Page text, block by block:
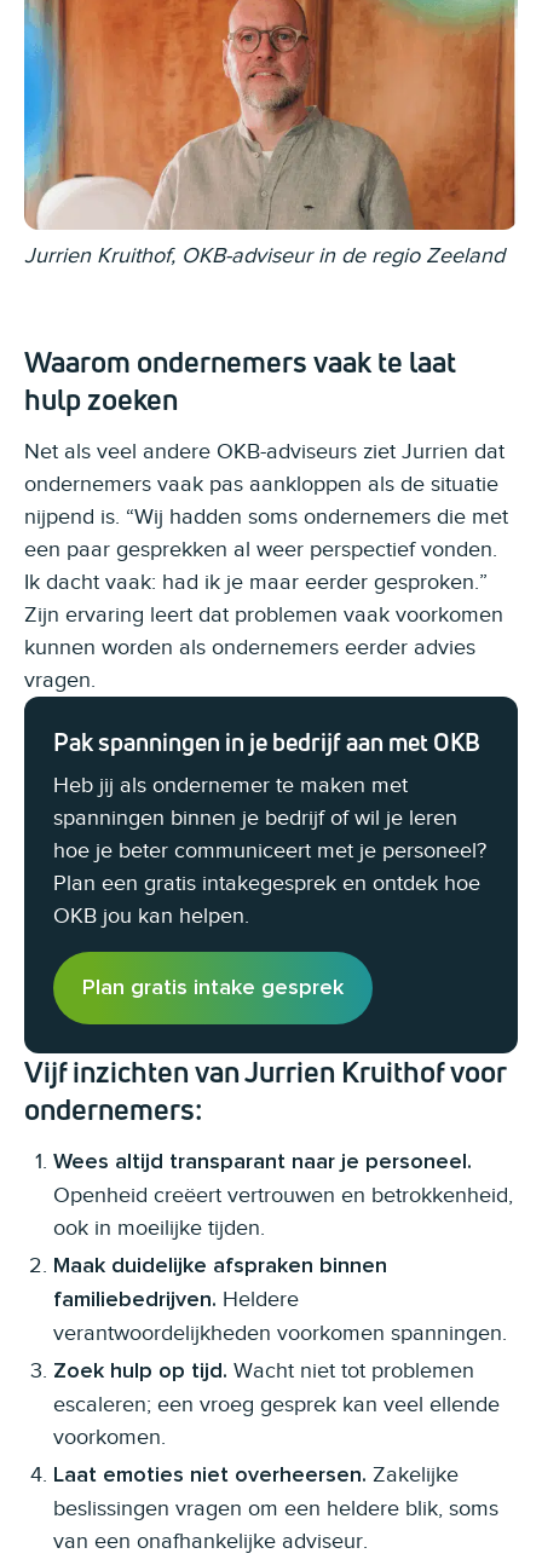
Jurrien Kruithof, OKB-adviseur in de regio Zeeland
Waarom ondernemers vaak te laat
hulp zoeken
Net als veel andere OKB-adviseurs ziet Jurrien dat
ondernemers vaak pas aankloppen als de situatie
nijpend is. “Wij hadden soms ondernemers die met
een paar gesprekken al weer perspectief vonden.
Ik dacht vaak: had ik je maar eerder gesproken.”
Zijn ervaring leert dat problemen vaak voorkomen
kunnen worden als ondernemers eerder advies
vragen.
Pak spanningen in je bedrijf aan met OKB
Heb jij als ondernemer te maken met
spanningen binnen je bedrijf of wil je leren
hoe je beter communiceert met je personeel?
Plan een gratis intakegesprek en ontdek hoe
OKB jou kan helpen.
Plan gratis intake gesprek
Vijf inzichten van Jurrien Kruithof voor
ondernemers:
Wees altijd transparant naar je personeel.
Openheid creëert vertrouwen en betrokkenheid,
ook in moeilijke tijden.
Maak duidelijke afspraken binnen
familiebedrijven. Heldere
verantwoordelijkheden voorkomen spanningen.
Zoek hulp op tijd. Wacht niet tot problemen
escaleren; een vroeg gesprek kan veel ellende
voorkomen.
Laat emoties niet overheersen. Zakelijke
beslissingen vragen om een heldere blik, soms
van een onafhankelijke adviseur.